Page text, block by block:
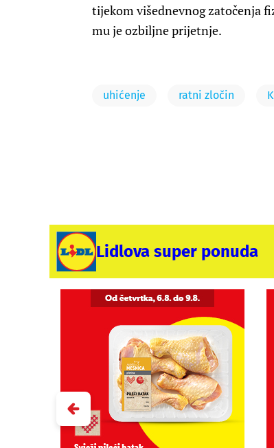
tijekom višednevnog zatočenja
mu je ozbiljne prijetnje.
uhićenje ratni zločin
Lidlova super ponuda